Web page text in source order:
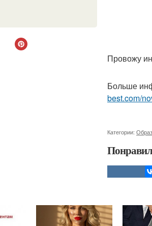
Провожу
Больше
best.com/
Категории: